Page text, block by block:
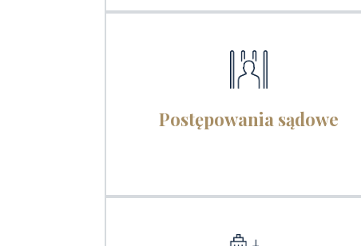
Postępowania sądowe